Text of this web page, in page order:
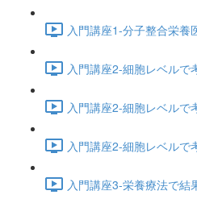
入門講座1-分子整合栄
入門講座2-細胞レベルで
入門講座2-細胞レベルで
入門講座2-細胞レベルで
入門講座3-栄養療法で結